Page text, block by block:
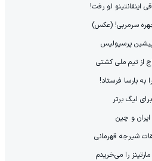
اینفانتینو لو رفت!
سرمربی! (عکس)
پرسپولیس
از تیم ملی کشتی
به بارسا فرستاد!
لیگ برتر
ایران و چین
شیرجه قهرمانی
را می‌خریدم